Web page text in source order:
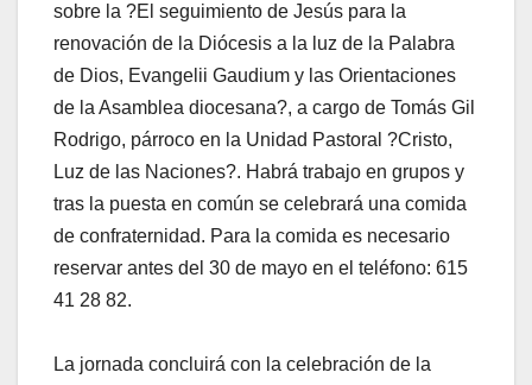
sobre la ?El seguimiento de Jesús para la
renovación de la Diócesis a la luz de la Palabra
de Dios, Evangelii Gaudium y las Orientaciones
de la Asamblea diocesana?, a cargo de Tomás Gil
Rodrigo, párroco en la Unidad Pastoral ?Cristo,
Luz de las Naciones?. Habrá trabajo en grupos y
tras la puesta en común se celebrará una comida
de confraternidad. Para la comida es necesario
reservar antes del 30 de mayo en el teléfono: 615
41 28 82.
La jornada concluirá con la celebración de la